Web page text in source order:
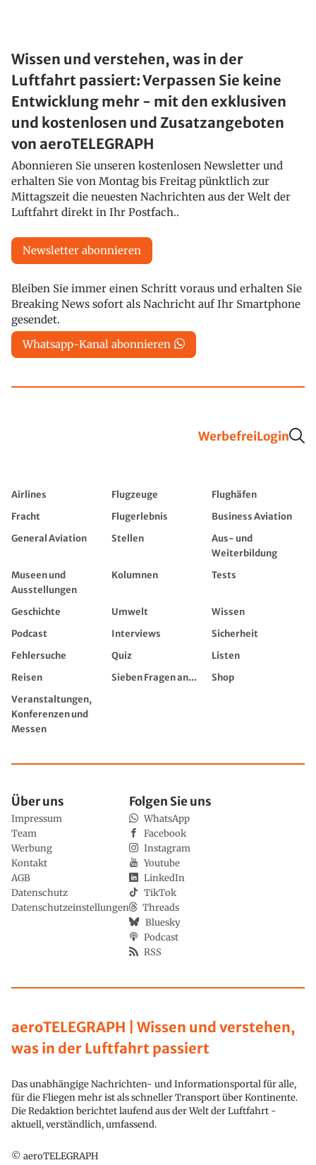
Wissen und verstehen, was in der
Luftfahrt passiert: Verpassen Sie keine
Entwicklung mehr - mit den exklusiven
und kostenlosen und Zusatzangeboten
von aeroTELEGRAPH
Abonnieren Sie unseren kostenlosen Newsletter und
erhalten Sie von Montag bis Freitag pünktlich zur
Mittagszeit die neuesten Nachrichten aus der Welt der
Luftfahrt direkt in Ihr Postfach..
Newsletter abonnieren
Bleiben Sie immer einen Schritt voraus und erhalten Sie
Breaking News sofort als Nachricht auf Ihr Smartphone
gesendet.
Whatsapp-Kanal abonnieren
WerbefreiLogin
Airlines Flugzeuge
Flughäfen
Fracht
Flugerlebnis
Business Aviation
General Aviation
Stellen
Aus- und
Weiterbildung
Museen und
Ausstellungen
Kolumnen Tests
Geschichte Umwelt
Wissen
Podcast
Interviews
Sicherheit
Fehlersuche
Quiz
Listen
Reisen
Sieben Fragen an...
Shop
Veranstaltungen,
Konferenzen und
Messen
aeroTELEGRAPH | Wissen und verstehen,
was in der Luftfahrt passiert
Das unabhängige Nachrichten- und Informationsportal für alle,
für die Fliegen mehr ist als schneller Transport über Kontinente.
Die Redaktion berichtet laufend aus der Welt der Luftfahrt -
aktuell, verständlich, umfassend.
© aeroTELEGRAPH
Über uns
Impressum
Team
Werbung
Kontakt
AGB
Datenschutz
Datenschutzeinstellungen
Folgen Sie uns
WhatsApp
Facebook
Instagram
Youtube
LinkedIn
TikTok
Threads
Bluesky
Podcast
RSS